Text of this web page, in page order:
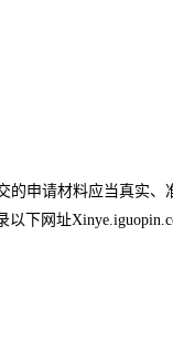
的申请材料应当真实、
下网址